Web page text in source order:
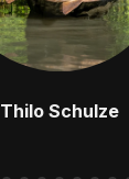
Thilo Schulze